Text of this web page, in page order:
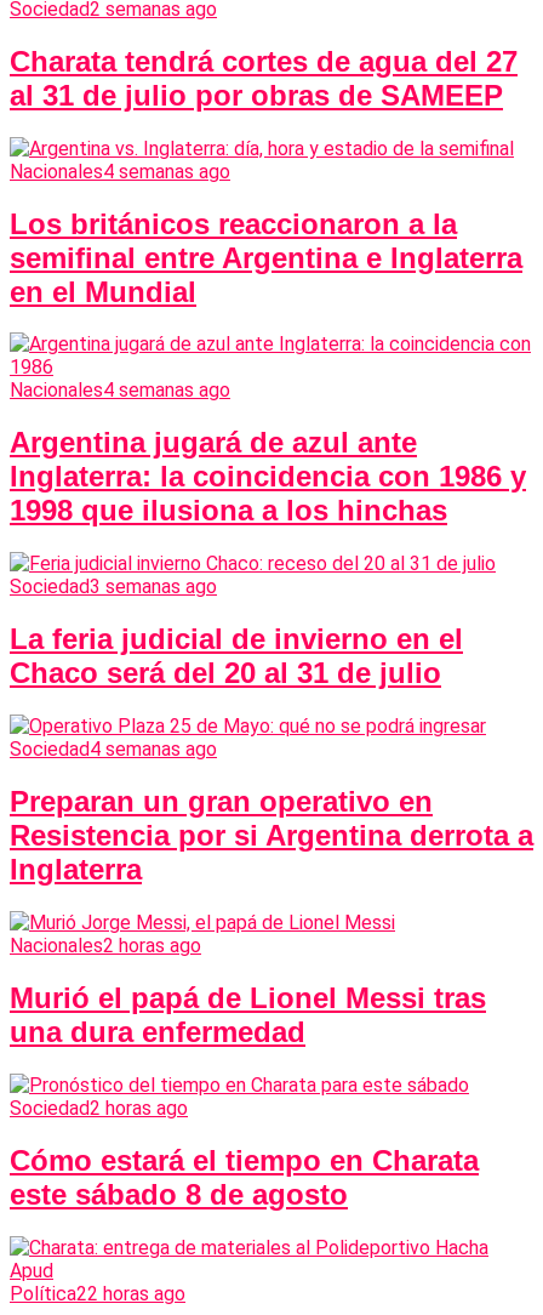
Sociedad2 semanas ago
Charata tendrá cortes de agua del 27
al 31 de julio por obras de SAMEEP
Nacionales4 semanas ago
Los británicos reaccionaron a la
semifinal entre Argentina e Inglaterra
en el Mundial
Nacionales4 semanas ago
Argentina jugará de azul ante
Inglaterra: la coincidencia con 1986 y
1998 que ilusiona a los hinchas
Sociedad3 semanas ago
La feria judicial de invierno en el
Chaco será del 20 al 31 de julio
Sociedad4 semanas ago
Preparan un gran operativo en
Resistencia por si Argentina derrota a
Inglaterra
Nacionales2 horas ago
Murió el papá de Lionel Messi tras
una dura enfermedad
Sociedad2 horas ago
Cómo estará el tiempo en Charata
este sábado 8 de agosto
Política22 horas ago